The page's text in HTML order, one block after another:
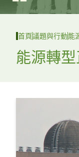
English
臉書
YouTube
首頁議題與行動能
能源轉